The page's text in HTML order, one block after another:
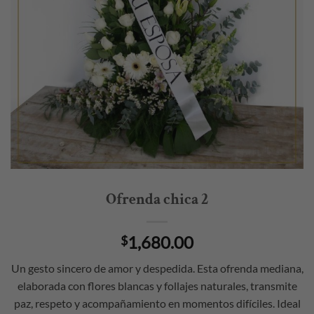
Ofrenda chica 2
$1,680.00
Un gesto sincero de amor y despedida. Esta ofrenda mediana,
elaborada con flores blancas y follajes naturales, transmite
paz, respeto y acompañamiento en momentos difíciles. Ideal